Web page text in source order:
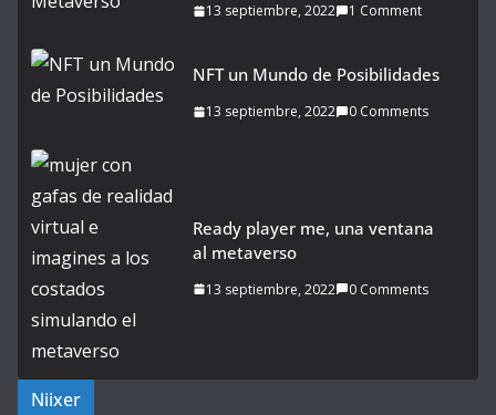
13 septiembre, 2022 1 Comment
NFT un Mundo de Posibilidades
13 septiembre, 2022 0 Comments
Ready player me, una ventana
al metaverso
13 septiembre, 2022 0 Comments
Niixer